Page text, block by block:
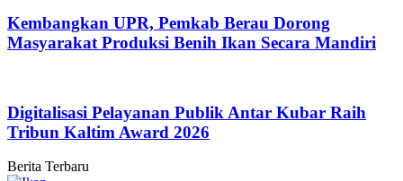
Kembangkan UPR, Pemkab Berau Dorong
Masyarakat Produksi Benih Ikan Secara Mandiri
Digitalisasi Pelayanan Publik Antar Kubar Raih
Tribun Kaltim Award 2026
Berita Terbaru